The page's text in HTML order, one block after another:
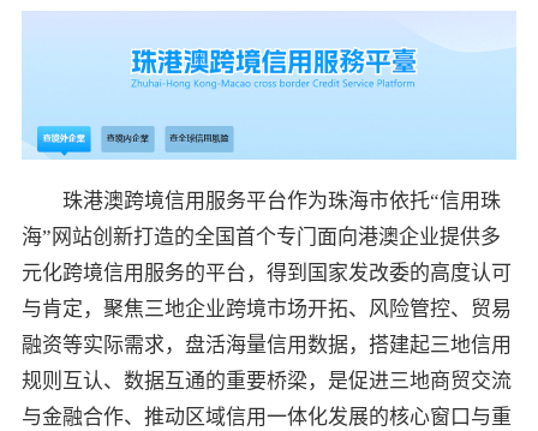
珠港澳跨境信用服务平台作为珠海市依托“信用珠
海”网站创新打造的全国首个专门面向港澳企业提供多
元化跨境信用服务的平台，得到国家发改委的高度认可
与肯定，聚焦三地企业跨境市场开拓、风险管控、贸易
融资等实际需求，盘活海量信用数据，搭建起三地信用
规则互认、数据互通的重要桥梁，是促进三地商贸交流
与金融合作、推动区域信用一体化发展的核心窗口与重